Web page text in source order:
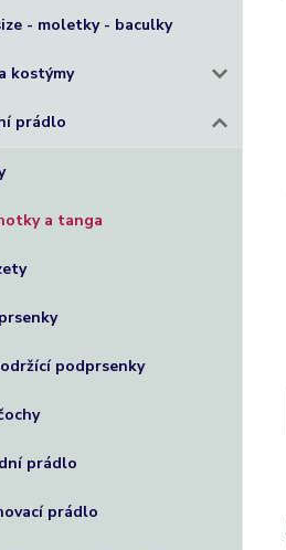
- moletky - baculky
kostýmy
prádlo
a tanga
podprsenky
prádlo
prádlo